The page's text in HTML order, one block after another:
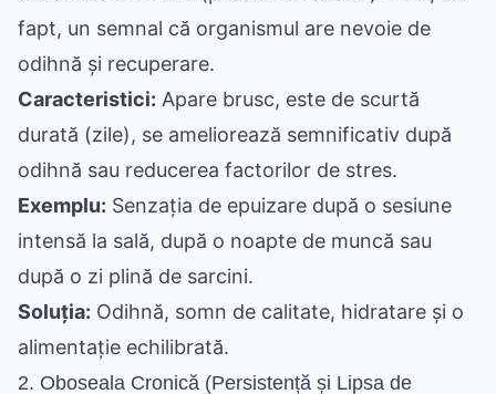
fapt, un semnal că organismul are nevoie de
odihnă și recuperare.
Caracteristici: Apare brusc, este de scurtă
durată (zile), se ameliorează semnificativ după
odihnă sau reducerea factorilor de stres.
Exemplu: Senzația de epuizare după o sesiune
intensă la sală, după o noapte de muncă sau
după o zi plină de sarcini.
Soluția: Odihnă, somn de calitate, hidratare și o
alimentație echilibrată.
2. Oboseala Cronică (Persistență și Lipsa de